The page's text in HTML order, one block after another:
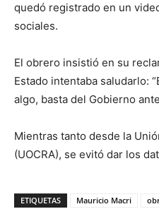
quedó registrado en un
sociales.
El obrero insistió en su
Estado intentaba saludarlo:
algo, basta del Gobierno
Mientras tanto desde la
(UOCRA), se evitó dar los
ETIQUETAS Mauricio Macri